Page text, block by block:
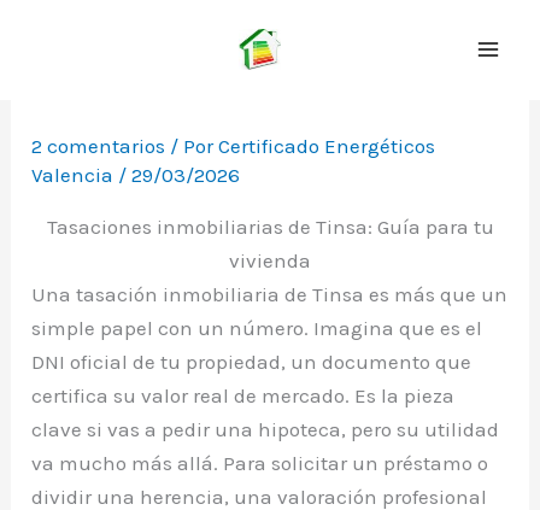
2 comentarios / PorCertificado Energéticos
Valencia /29/03/2026
Tasaciones inmobiliarias de Tinsa: Guía para tu
vivienda
Una tasación inmobiliaria de Tinsa es más que un
simple papel con un número. Imagina que es el
DNI oficial de tu propiedad, un documento que
certifica su valor real de mercado. Es la pieza
clave si vas a pedir una hipoteca, pero su utilidad
va mucho más allá. Para solicitar un préstamo o
dividir una herencia, una valoración profesional